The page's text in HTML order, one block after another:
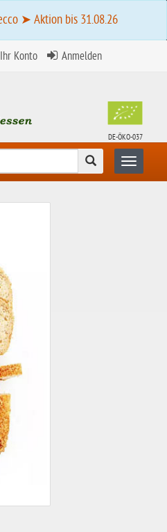
➤ Aktion bis 31.08.26
Ihr Konto Anmelden
DE-ÖKO-037
Suchen Toggle